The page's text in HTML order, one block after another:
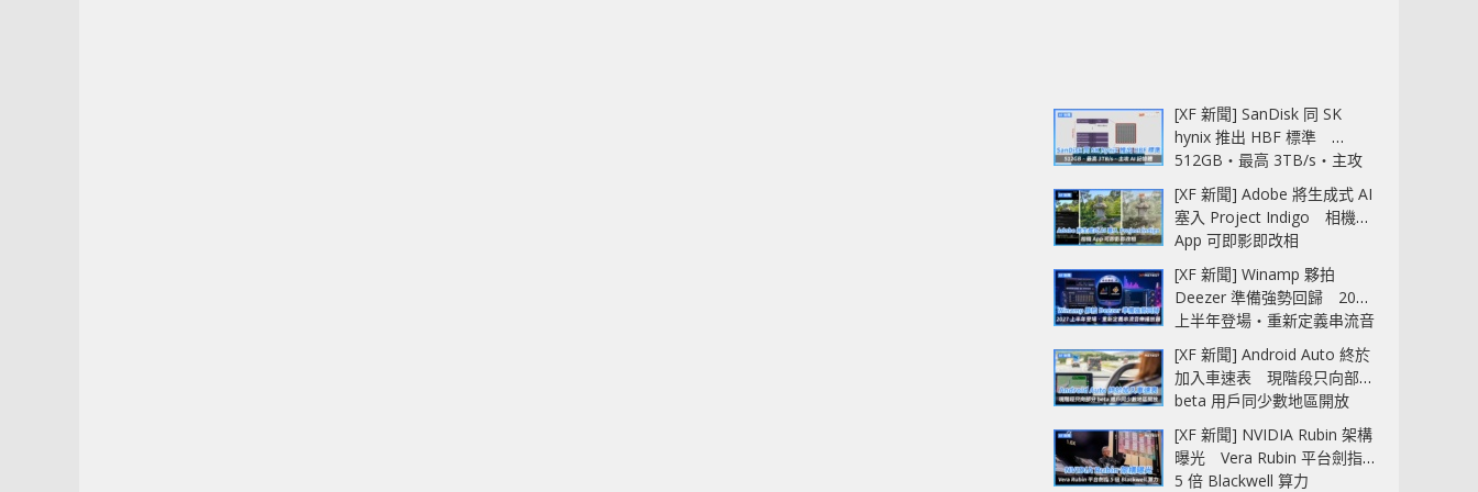
[XF 新聞] SanDisk 同 SK
hynix 推出 HBF 標準
512GB‧最高 3TB/s‧主攻
AI 記憶體
[XF 新聞] Adobe 將生成式 AI
塞入 Project Indigo 相機
App 可即影即改相
[XF 新聞] Winamp 夥拍
Deezer 準備強勢回歸 2027
上半年登場‧重新定義串流音
樂播放器
[XF 新聞] Android Auto 終於
加入車速表 現階段只向部分
beta 用戶同少數地區開放
[XF 新聞] NVIDIA Rubin 架構
曝光 Vera Rubin 平台劍指
5 倍 Blackwell 算力